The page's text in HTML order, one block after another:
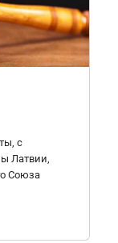
с
Латвии,
Союза